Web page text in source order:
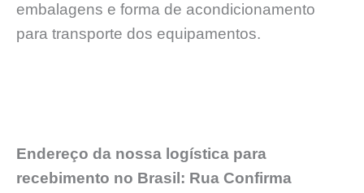
embalagens e forma de acondicionamento
para transporte dos equipamentos.
Endereço da nossa logística para
recebimento no Brasil: Rua Confirma